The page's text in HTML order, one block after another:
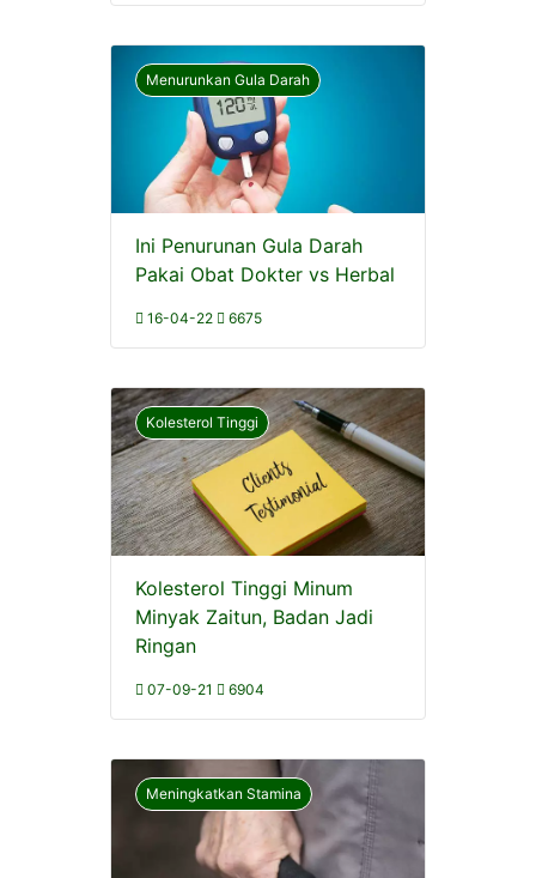
Menurunkan Gula Darah
Ini Penurunan Gula Darah
Pakai Obat Dokter vs Herbal
16-04-22 6675
Kolesterol Tinggi
Kolesterol Tinggi Minum
Minyak Zaitun, Badan Jadi
Ringan
07-09-21 6904
Meningkatkan Stamina